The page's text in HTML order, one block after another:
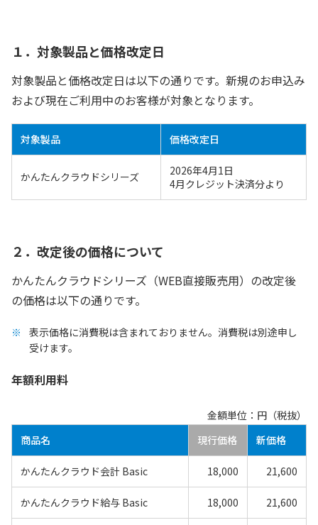
１．対象製品と価格改定日
対象製品と価格改定日は以下の通りです。新規のお申込み
および現在ご利用中のお客様が対象となります。
対象製品 価格改定日
かんたんクラウドシリーズ
2026年4月1日
4月クレジット決済分より
２．改定後の価格について
かんたんクラウドシリーズ（WEB直接販売用）の改定後
の価格は以下の通りです。
表示価格に消費税は含まれておりません。消費税は別途申し
受けます。
年額利用料
金額単位：円（税抜）
商品名
現行価格 新価格
かんたんクラウド会計 Basic 18,000 21,600
かんたんクラウド給与 Basic 18,000 21,600